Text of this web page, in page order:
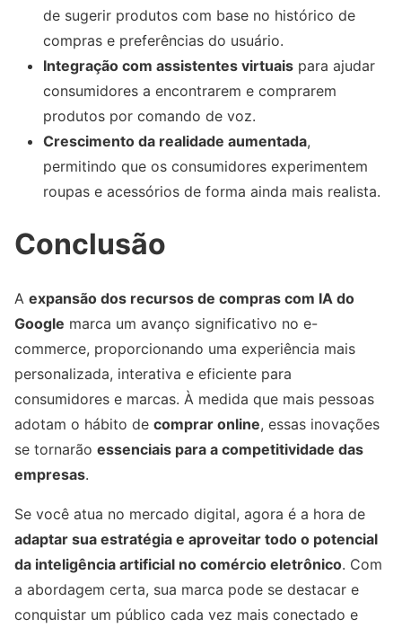
de sugerir produtos com base no histórico de
compras e preferências do usuário.
Integração com assistentes virtuais para ajudar
consumidores a encontrarem e comprarem
produtos por comando de voz.
Crescimento da realidade aumentada,
permitindo que os consumidores experimentem
roupas e acessórios de forma ainda mais realista.
Conclusão
A expansão dos recursos de compras com IA do
Google marca um avanço significativo no e-
commerce, proporcionando uma experiência mais
personalizada, interativa e eficiente para
consumidores e marcas. À medida que mais pessoas
adotam o hábito de comprar online, essas inovações
se tornarão essenciais para a competitividade das
empresas.
Se você atua no mercado digital, agora é a hora de
adaptar sua estratégia e aproveitar todo o potencial
da inteligência artificial no comércio eletrônico. Com
a abordagem certa, sua marca pode se destacar e
conquistar um público cada vez mais conectado e